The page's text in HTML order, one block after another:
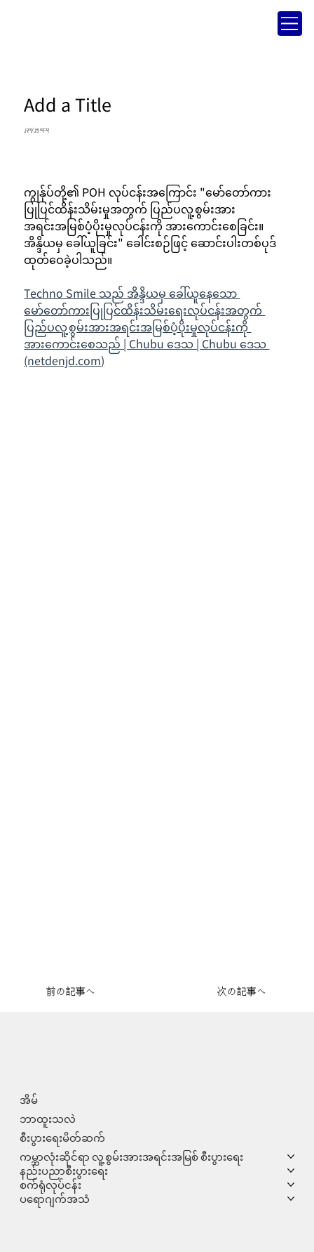
Add a Title
၂၃/၇/၂၅ ၀၃:၁၃
前の記事へ 次の記事へ
ကျွန်ုပ်တို့၏ POH လုပ်ငန်းအကြောင်း "မော်တော်ကား
ပြုပြင်ထိန်းသိမ်းမှုအတွက် ပြည်ပလူ့စွမ်းအား
အရင်းအမြစ်ပံ့ပိုးမှုလုပ်ငန်းကို အားကောင်းစေခြင်း။
အိန္ဒိယမှ ခေါ်ယူခြင်း" ခေါင်းစဉ်ဖြင့် ဆောင်းပါးတစ်ပုဒ်
ထုတ်ဝေခဲ့ပါသည်။
Techno Smile သည် အိန္ဒိယမှ ခေါ်ယူနေသော
မော်တော်ကားပြုပြင်ထိန်းသိမ်းရေးလုပ်ငန်းအတွက်
ပြည်ပလူ့စွမ်းအားအရင်းအမြစ်ပံ့ပိုးမှုလုပ်ငန်းကို
အားကောင်းစေသည် | Chubu ဒေသ | Chubu ဒေသ
(netdenjd.com)
အိမ်
ဘာထူးသလဲ
စီးပွားရေးမိတ်ဆက်
ကမ္ဘာလုံးဆိုင်ရာ လူ့စွမ်းအားအရင်းအမြစ် စီးပွားရေး
နည်းပညာစီးပွားရေး
စက်ရုံလုပ်ငန်း
ပရောဂျက်အသံ